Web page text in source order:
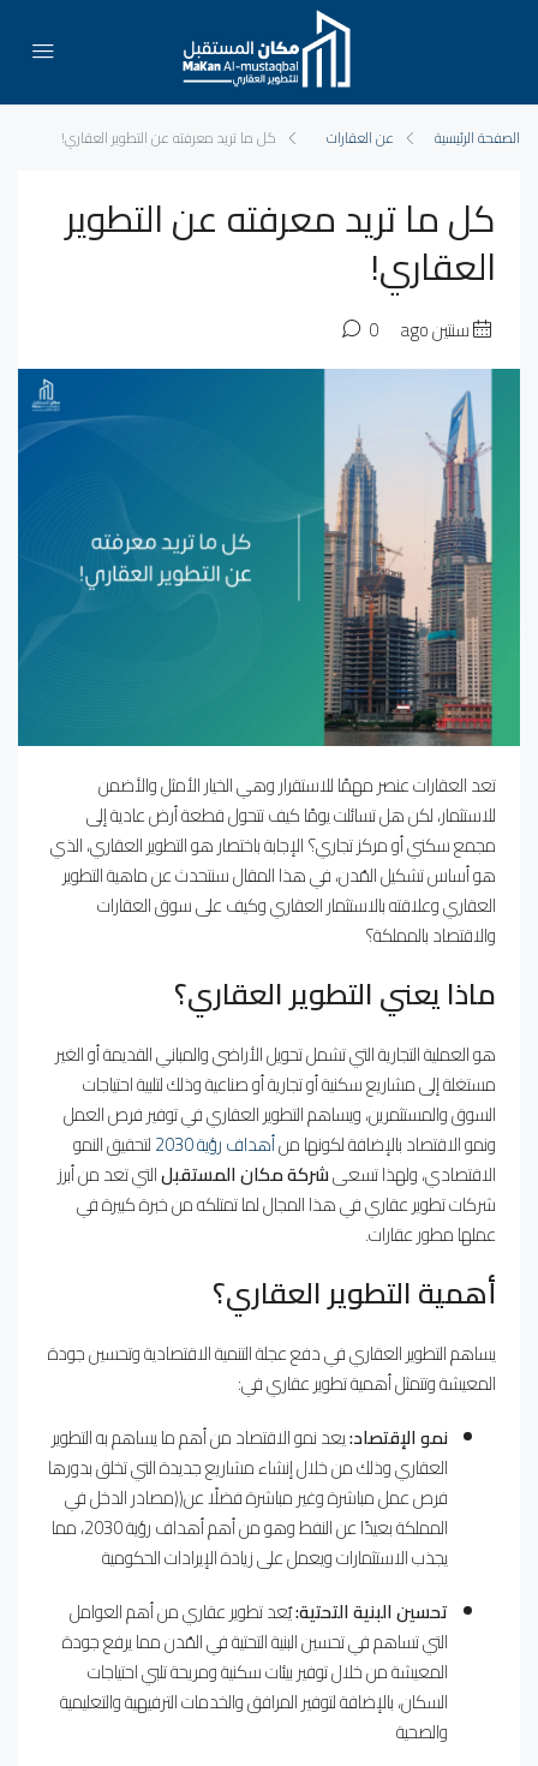
الصفحة الرئيسية عن العقارات كل ما تريد معرفته عن التطوير العقاري!
كل ما تريد معرفته عن التطوير
العقاري!
سنتين ago 0
تعد العقارات عنصر مهمًا للاستقرار وهي الخيار الأمثل والأضمن
للاستثمار، لكن هل تسائلت يومًا كيف تتحول قطعة أرض عادية إلى
مجمع سكني أو مركز تجاري؟ الإجابة باختصار هو التطوير العقاري، الذي
هو أساس تشكيل المُدن، في هذا المقال سنتحدث عن ماهية التطوير
العقاري وعلاقته بالاستثمار العقاري وكيف على سوق العقارات
والاقتصاد بالمملكة؟
ماذا يعني التطوير العقاري؟
هو العملية التجارية التي تشمل تحويل الأراضي والمباني القديمة أو الغير
مستغلة إلى مشاريع سكنية أو تجارية أو صناعية وذلك لتلبية احتياجات
السوق والمستثمرين، ويساهم التطوير العقاري في توفير فرص العمل
ونمو الاقتصاد بالإضافة لكونها منأهداف رؤية 2030
لتحقيق النمو
الاقتصادي، ولهذا تسعىشركة مكان المستقبلالتي تعد من أبرز
شركات تطوير عقاري في هذا المجال لما تمتلكه من خبرة كبيرة في
عملها مطور عقارات.
أهمية التطوير العقاري؟
يساهم التطوير العقاري في دفع عجلة التنمية الاقتصادية وتحسين جودة
المعيشة وتتمثل أهمية تطوير عقاري في:
نمو الإقتصاد:يعد نمو الاقتصاد من أهم ما يساهم به التطوير
العقاري وذلك من خلال إنشاء مشاريع جديدة التي تخلق بدورها
فرص عمل مباشرة وغير مباشرة فضلًا عن((مصادر الدخل في
المملكة بعيدًا عن النفط وهو من أهم أهداف رؤية 2030، مما
يجذب الاستثمارات ويعمل على زيادة الإيرادات الحكومية
تحسين البنية التحتية:يٌعد تطوير عقاري من أهم العوامل
التي تساهم في تحسين البنية التحتية في المُدن مما يرفع جودة
المعيشة من خلال توفير بيئات سكنية ومريحة تلبي احتياجات
السكان، بالإضافة لتوفير المرافق والخدمات الترفيهية والتعليمية
والصحية